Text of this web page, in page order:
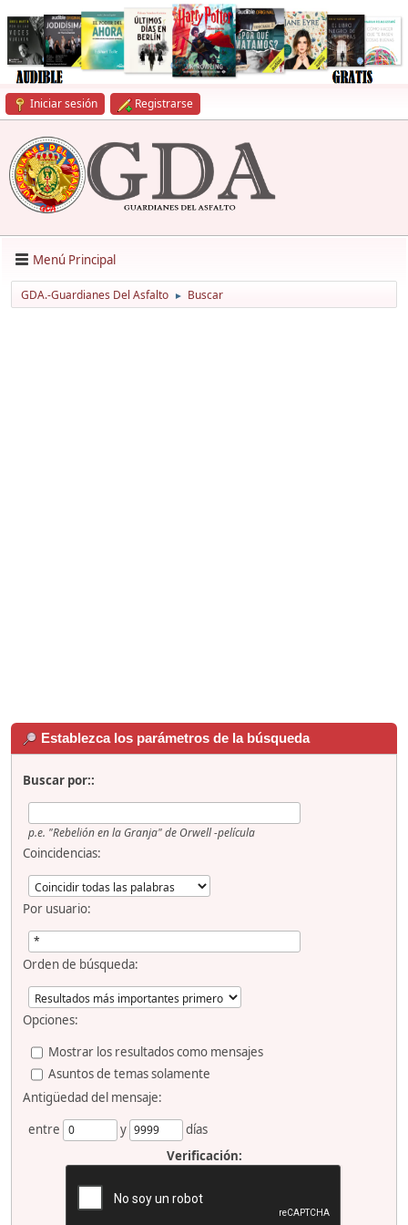
Iniciar sesión Registrarse
Menú Principal
GDA.-Guardianes Del Asfalto ► Buscar
Establezca los parámetros de la búsqueda
Buscar por::
p.e. "Rebelión en la Granja" de Orwell -película
Coincidencias:
Por usuario:
Orden de búsqueda:
Opciones:
Mostrar los resultados como mensajes
Asuntos de temas solamente
Antigüedad del mensaje:
entre
y
días
Verificación: